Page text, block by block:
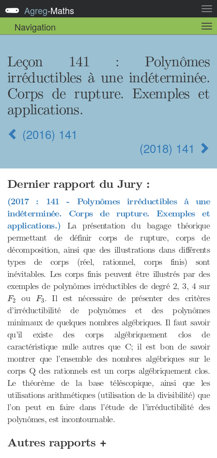
la
Agreg-Maths
Navigation
la
Leçon 141 : Polynômes
irréductibles à une indéterminée.
Corps de rupture. Exemples et
applications.
(2016) 141
(2018) 141
Dernier rapport du Jury :
(2017 : 141 - Polynômes irréductibles à une
indéterminée. Corps de rupture. Exemples et
applications.) La présentation du bagage théorique
permettant de définir corps de rupture, corps de
décomposition, ainsi que des illustrations dans différents
types de corps (réel, rationnel, corps finis) sont
inévitables. Les corps finis peuvent être illustrés par des
exemples de polynômes irréductibles de degré 2, 3, 4 sur
F2
F2 ou F3
F3 . Il est nécessaire de présenter des critères
d’irréductibilité de polynômes et des polynômes
minimaux de quelques nombres algébriques. Il faut savoir
qu’il existe des corps algébriquement clos de
caractéristique nulle autres que C; il est bon de savoir
montrer que l’ensemble des nombres algébriques sur le
corps Q des rationnels est un corps algébriquement clos.
Le théorème de la base téléscopique, ainsi que les
utilisations arithmétiques (utilisation de la divisibilité) que
l’on peut en faire dans l’étude de l’irréductibilité des
polynômes, est incontournable.
Autres rapports +